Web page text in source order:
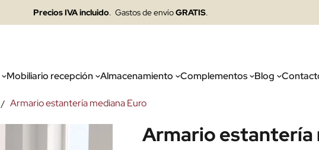
Precios IVA incluido. Gastos de envíoGRATIS.
Mobiliario recepción Almacenamiento Complementos Blog
Armario estantería mediana Euro
Armario estantería